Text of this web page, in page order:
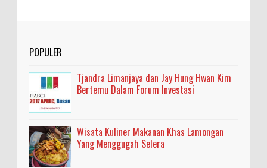
POPULER
Tjandra Limanjaya dan Jay Hung Hwan Kim
Bertemu Dalam Forum Investasi
Wisata Kuliner Makanan Khas Lamongan
Yang Menggugah Selera